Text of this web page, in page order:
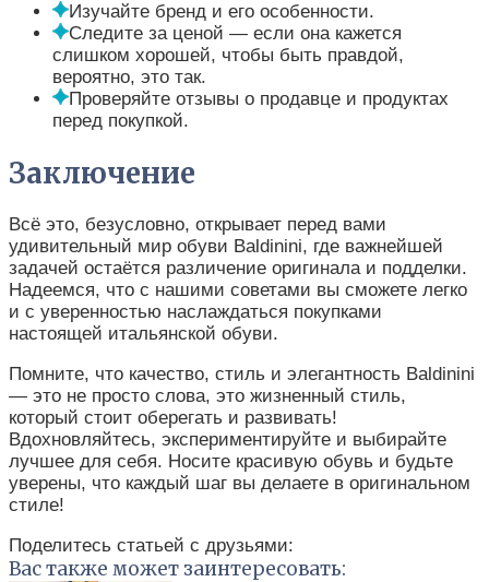
Изучайте бренд и его особенности.
Следите за ценой — если она кажется
слишком хорошей, чтобы быть правдой,
вероятно, это так.
Проверяйте отзывы о продавце и продуктах
перед покупкой.
Заключение
Всё это, безусловно, открывает перед вами
удивительный мир обуви Baldinini, где важнейшей
задачей остаётся различение оригинала и подделки.
Надеемся, что с нашими советами вы сможете легко
и с уверенностью наслаждаться покупками
настоящей итальянской обуви.
Помните, что качество, стиль и элегантность Baldinini
— это не просто слова, это жизненный стиль,
который стоит оберегать и развивать!
Вдохновляйтесь, экспериментируйте и выбирайте
лучшее для себя. Носите красивую обувь и будьте
уверены, что каждый шаг вы делаете в оригинальном
стиле!
Поделитесь статьей с друзьями:
Вас также может заинтересовать: